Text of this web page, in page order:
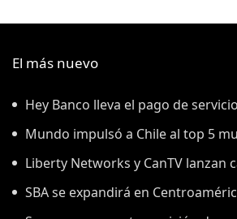
El más nuevo
Hey Banco lleva el pago de
tecnología de tapi
Mundo impulsó a Chile al top 5
fijo: Ookla
Liberty Networks y CanTV lanzan
entre Venezuela y Curazao
SBA se expandirá en